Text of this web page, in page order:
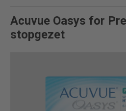
Acuvue Oasys for
stopgezet